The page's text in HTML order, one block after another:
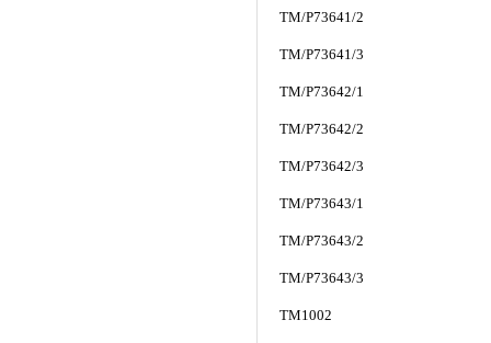
TM/P73641/2
TM/P73641/3
TM/P73642/1
TM/P73642/2
TM/P73642/3
TM/P73643/1
TM/P73643/2
TM/P73643/3
TM1002